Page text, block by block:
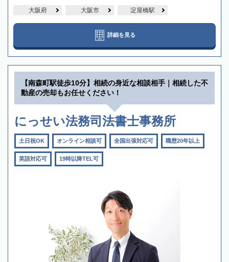
大阪府 大阪市 淀屋橋駅
詳細を見る
【南森町駅徒歩10分】相続の身近な相談相手｜相続した不
動産の売却もお任せください！
にっせい法務司法書士事務所
土日祝OK オンライン相談可 全国出張対応可 職歴20年以上
英語対応可 19時以降TEL可